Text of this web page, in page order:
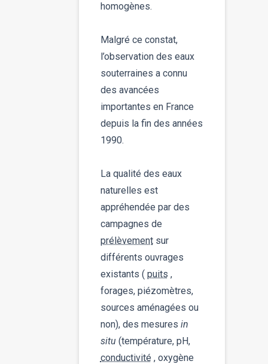
homogènes.
Malgré ce constat,
l’observation des eaux
souterraines a connu
des avancées
importantes en France
depuis la fin des années
1990.
La qualité des eaux
naturelles est
appréhendée par des
campagnes de
prélèvement sur
différents ouvrages
existants ( puits ,
forages, piézomètres,
sources aménagées ou
non), des mesures in
situ (température, pH,
conductivité , oxygène